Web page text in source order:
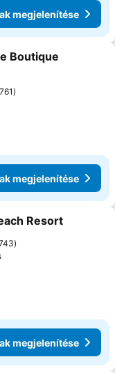
megjelenítése
a kedvencekhez
Boutique
megjelenítése
a kedvencekhez
Resort
megjelenítése